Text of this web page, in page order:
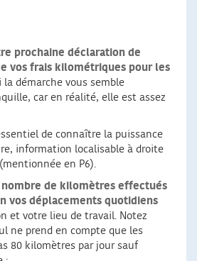
prochaine déclaration de
vos frais kilométriques pour les
la démarche vous semble
car en réalité, elle est assez
de connaître la puissance
information localisable à droite
en P6).
de kilomètres effectués
vos déplacements quotidiens
et votre lieu de travail. Notez
ne prend en compte que les
80 kilomètres par jour sauf